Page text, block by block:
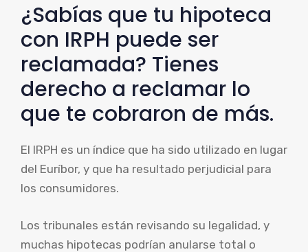
¿Sabías que tu hipoteca
con IRPH puede ser
reclamada? Tienes
derecho a reclamar lo
que te cobraron de más.
El IRPH es un índice que ha sido utilizado en lugar
del Euríbor, y que ha resultado perjudicial para
los consumidores.
Los tribunales están revisando su legalidad, y
muchas hipotecas podrían anularse total o